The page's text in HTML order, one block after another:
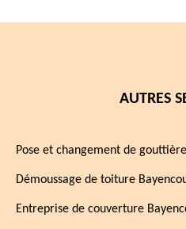
AUTRES
Pose et changement de
Démoussage de toiture
Entreprise de couverture